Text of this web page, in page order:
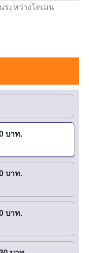
ระหว่างโดเมน
บาท.
บาท.
บาท.